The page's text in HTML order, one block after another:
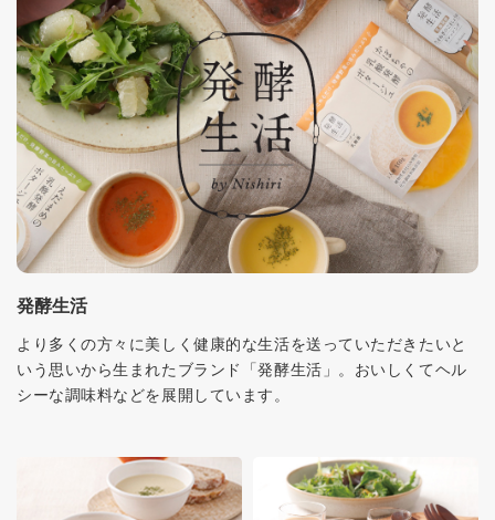
発酵生活
より多くの方々に美しく健康的な生活を送っていただきたいと
いう思いから生まれたブランド「発酵生活」。おいしくてヘル
シーな調味料などを展開しています。